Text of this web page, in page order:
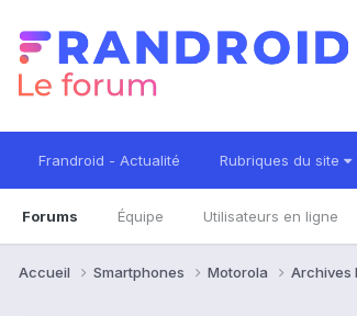
Frandroid - Actualité Rubriques du site
Forums Équipe Utilisateurs en ligne
Accueil Smartphones Motorola Archives